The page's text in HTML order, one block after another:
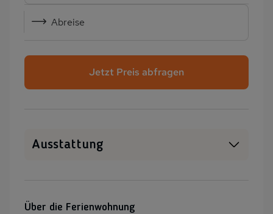
Abreise
Jetzt Preis abfragen
Ausstattung
Über die Ferienwohnung